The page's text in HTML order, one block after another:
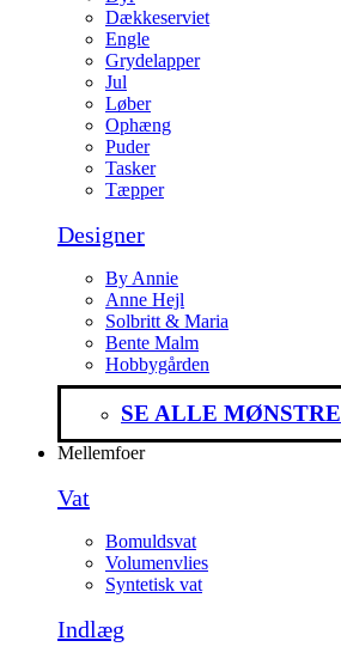
Dækkeserviet
Engle
Grydelapper
Jul
Løber
Ophæng
Puder
Tasker
Tæpper
Designer
By Annie
Anne Hejl
Solbritt & Maria
Bente Malm
Hobbygården
SE ALLE MØNSTRE
Mellemfoer
Vat
Bomuldsvat
Volumenvlies
Syntetisk vat
Indlæg